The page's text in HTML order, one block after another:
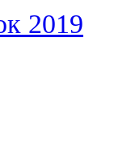
2019